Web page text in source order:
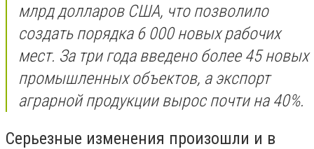
млрд долларов США, что позволило
создать порядка 6 000 новых рабочих
мест. За три года введено более 45 новых
промышленных объектов, а экспорт
аграрной продукции вырос почти на 40%.
Серьезные изменения произошли и в